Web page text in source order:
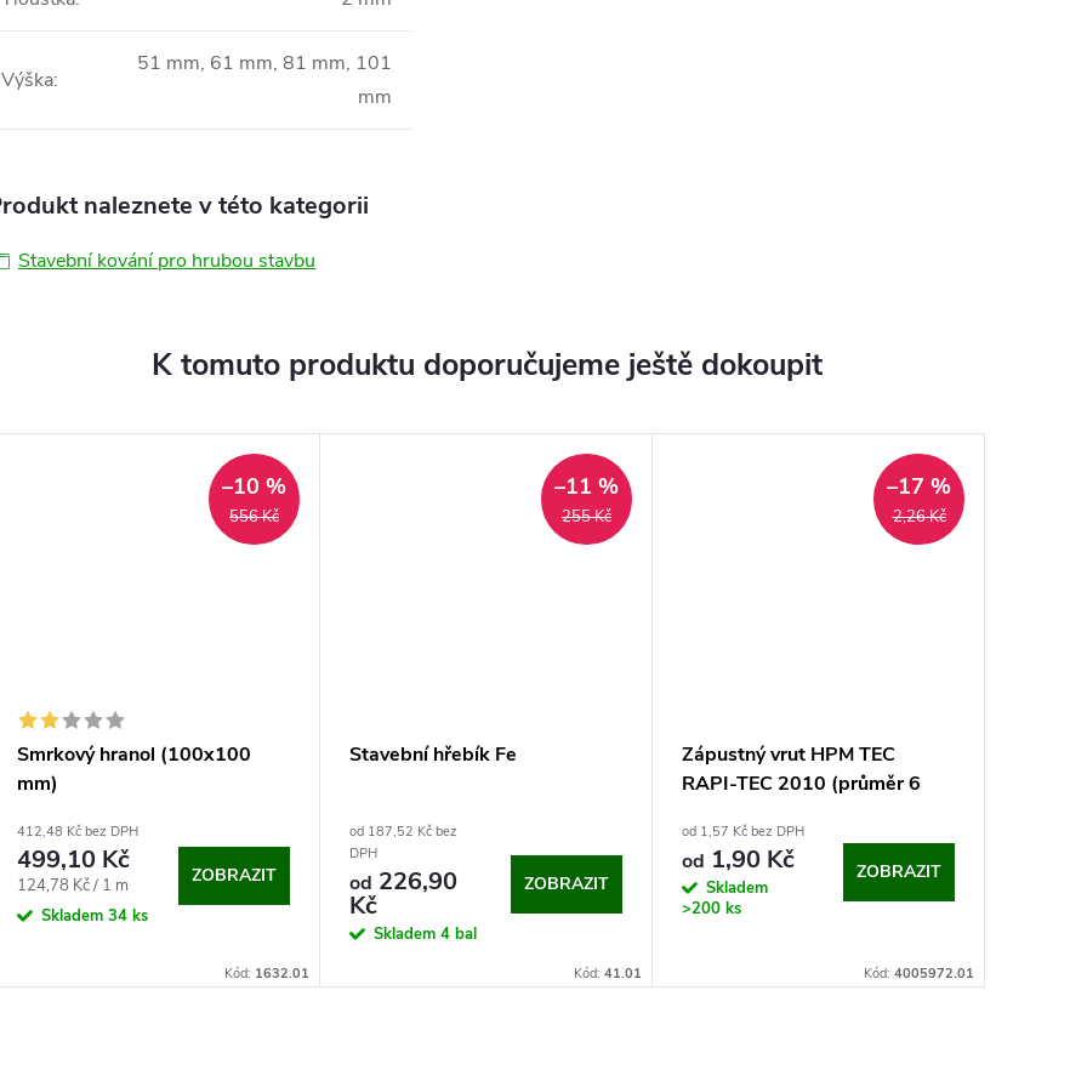
Výška:
51 mm, 61 mm, 81 mm, 101
mm
naleznete v této kategorii
Stavební kování pro hrubou stavbu
K tomuto produktu doporučujeme ještě dokoupit
556 Kč
–10 %
Smrkový hranol (100x100
mm)
412,48 Kč bez DPH
499,10 Kč
Měrná
cena:
124,78 Kč / 1 m
Skladem 34 ks
ZOBRAZIT
Kód: 1632.01
255 Kč
–11 %
Stavební hřebík Fe
od 187,52 Kč bez
DPH
od 226,90
Kč
Skladem 4 bal
ZOBRAZIT
Kód: 41.01
2,26 Kč
–17 %
Zápustný vrut HPM TEC
RAPI-TEC 2010 (průměr 6
od 1,57 Kč bez DPH
od 1,90 Kč
Skladem
>200 ks
ZOBRAZIT
Kód: 4005972.01